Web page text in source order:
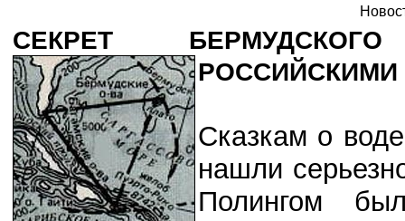
СЕКРЕТ
Сказкам о
нашли
Полингом